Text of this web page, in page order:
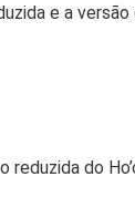
e a
reduzida do